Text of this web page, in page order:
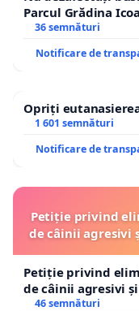
Parcul Grădina
36 semnături
Notificare de
Opriți
1 601 semnături
Notificare de
Petiție privind
de câinii agresivi
Petiție privind
de câinii agresivi
46 semnături